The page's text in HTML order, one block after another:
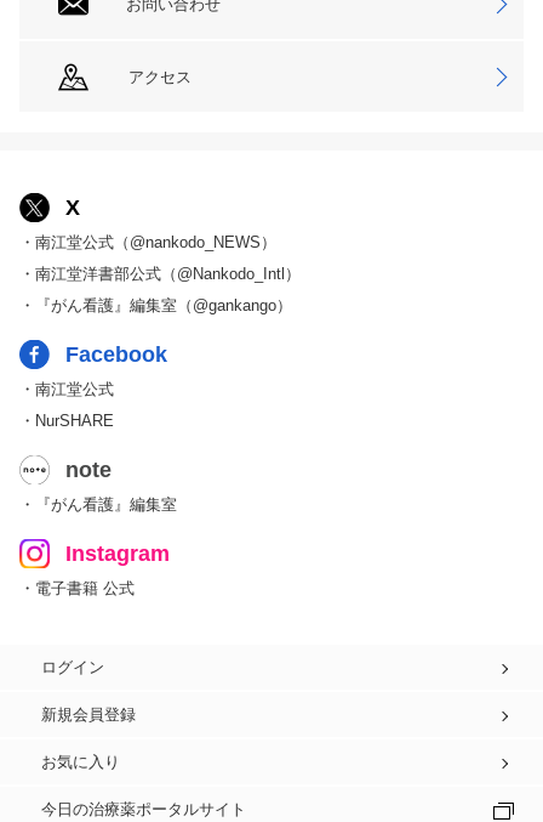
お問い合わせ
アクセス
X
・南江堂公式（@nankodo_NEWS）
・南江堂洋書部公式（@Nankodo_Intl）
・『がん看護』編集室（@gankango）
Facebook
・南江堂公式
・NurSHARE
note
・『がん看護』編集室
Instagram
・電子書籍 公式
ログイン
新規会員登録
お気に入り
今日の治療薬ポータルサイト